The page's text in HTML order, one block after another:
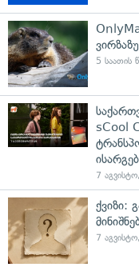
5 საათის
sCool
7
ქვიზი:
7